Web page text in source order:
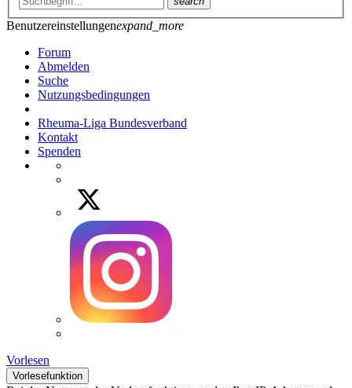
Benutzereinstellungenexpand_more
Forum
Abmelden
Suche
Nutzungsbedingungen
Rheuma-Liga Bundesverband
Kontakt
Spenden
Vorlesen
Vorlesefunktion